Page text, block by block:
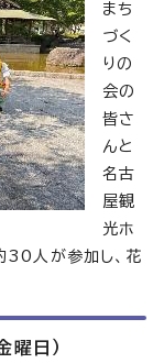
まち
づく
りの
会の
皆さ
んと
名古
屋観
光ホ
30人が参加し、花
日）